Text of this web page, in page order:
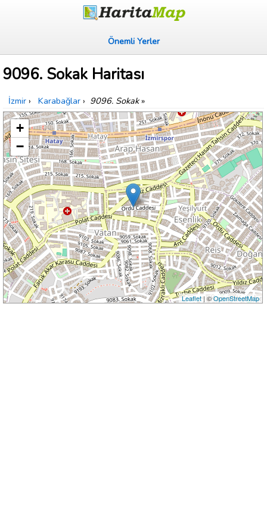
Önemli Yerler
9096. Sokak Haritası
İzmir › Karabağlar › 9096. Sokak»
+
−
Leaflet| ©OpenStreetMap